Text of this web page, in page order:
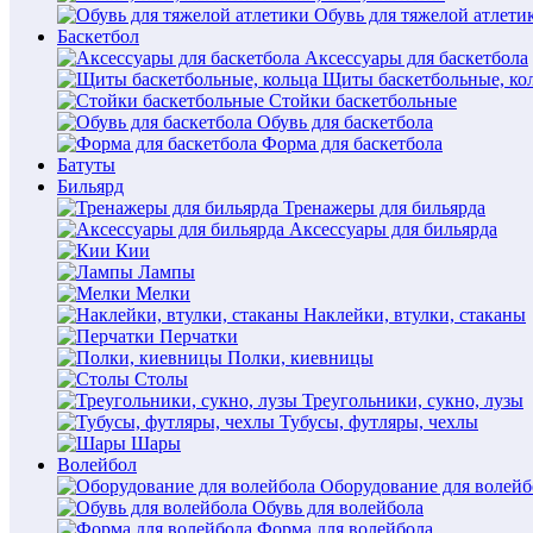
Обувь для тяжелой
Баскетбол
Аксессуары для баскетбола
Щиты баскетбольные,
Стойки баскетбольные
Обувь для баскетбола
Форма для баскетбола
Батуты
Бильярд
Тренажеры для бильярда
Аксессуары для бильярда
Кии
Лампы
Мелки
Наклейки, втулки, стаканы
Перчатки
Полки, киевницы
Столы
Треугольники, сукно, лузы
Тубусы, футляры, чехлы
Шары
Волейбол
Оборудование для
Обувь для волейбола
Форма для волейбола